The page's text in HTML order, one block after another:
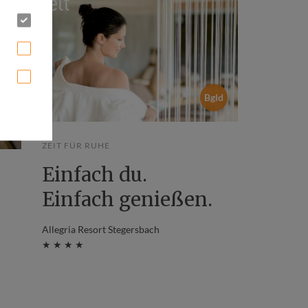
Bgld
ZEIT FÜR RUHE
Einfach du.
Einfach genießen.
Allegria Resort Stegersbach
★ ★ ★ ★